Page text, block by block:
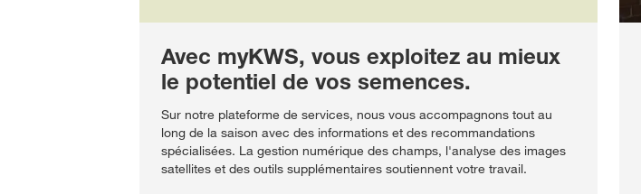
Avec myKWS, vous exploitez au mieux
le potentiel de vos semences.
Sur notre plateforme de services, nous vous accompagnons tout au
long de la saison avec des informations et des recommandations
spécialisées. La gestion numérique des champs, l'analyse des images
satellites et des outils supplémentaires soutiennent votre travail.